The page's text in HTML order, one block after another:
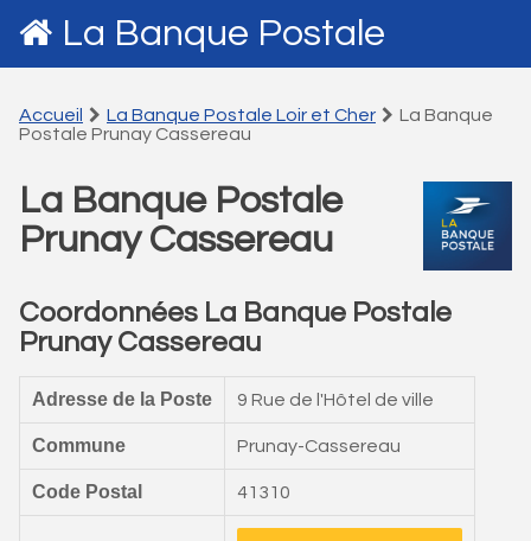
La Banque Postale
Accueil La Banque Postale Loir et Cher
La Banque
Postale Prunay Cassereau
La Banque Postale
Prunay Cassereau
Coordonnées La Banque Postale
Prunay Cassereau
Adresse de la Poste 9 Rue de l'Hôtel de ville
Commune Prunay-Cassereau
Code Postal 41310